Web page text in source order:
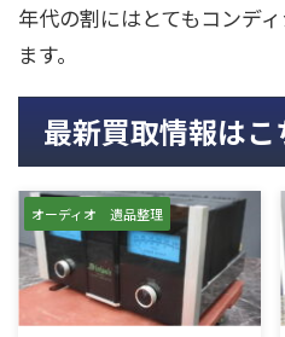
年代の割にはとてもコンデ
ます。
最新買取情報はこ
オーディオ 遺品整理